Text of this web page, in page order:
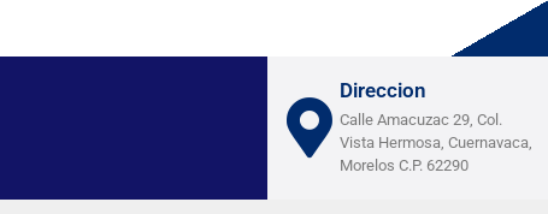
Direccion
Calle Amacuzac 29, Col.
Vista Hermosa, Cuernavaca,
Morelos C.P. 62290